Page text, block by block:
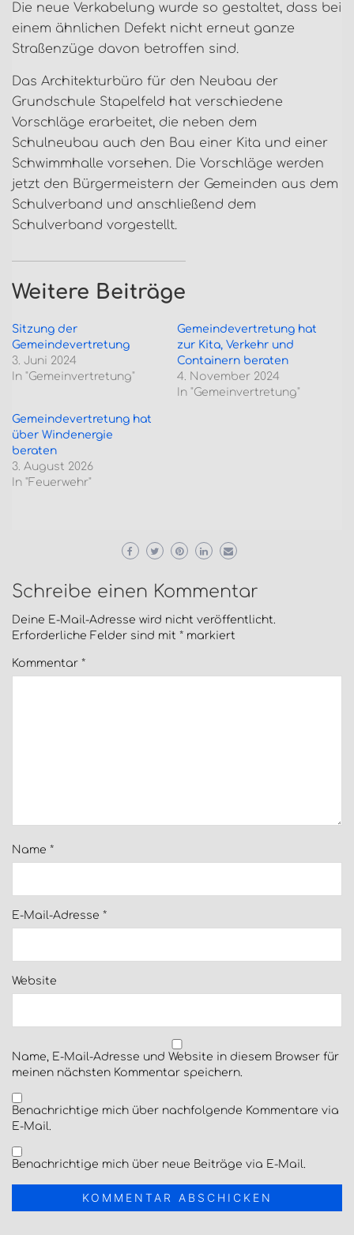
Die neue Verkabelung wurde so gestaltet, dass bei
einem ähnlichen Defekt nicht erneut ganze
Straßenzüge davon betroffen sind.
Das Architekturbüro für den Neubau der
Grundschule Stapelfeld hat verschiedene
Vorschläge erarbeitet, die neben dem
Schulneubau auch den Bau einer Kita und einer
Schwimmhalle vorsehen. Die Vorschläge werden
jetzt den Bürgermeistern der Gemeinden aus dem
Schulverband und anschließend dem
Schulverband vorgestellt.
Weitere Beiträge
Sitzung der
Gemeindevertretung
3. Juni 2024
In "Gemeinvertretung"
Gemeindevertretung hat
zur Kita, Verkehr und
Containern beraten
4. November 2024
In "Gemeinvertretung"
Gemeindevertretung hat
über Windenergie
beraten
3. August 2026
In "Feuerwehr"
Schreibe einen Kommentar
Deine E-Mail-Adresse wird nicht veröffentlicht.
Erforderliche Felder sind mit * markiert
Kommentar *
Name *
E-Mail-Adresse *
Website
Name, E-Mail-Adresse und Website in diesem Browser für
meinen nächsten Kommentar speichern.
Benachrichtige mich über nachfolgende Kommentare via
E-Mail.
Benachrichtige mich über neue Beiträge via E-Mail.